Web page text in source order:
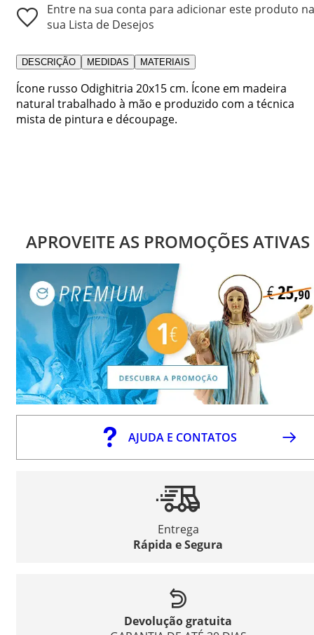
Entre na sua conta para adicionar este produto na
sua Lista de Desejos
DESCRIÇÃO MEDIDAS MATERIAIS
Ícone russo Odighitria 20x15 cm. Ícone em madeira
natural trabalhado à mão e produzido com a técnica
mista de pintura e découpage.
APROVEITE AS PROMOÇÕES ATIVAS
AJUDA E CONTATOS
Entrega
Rápida e Segura
Devolução gratuita